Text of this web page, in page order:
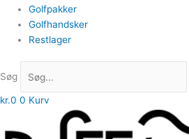
Golfpakker
Golfhandsker
Restlager
Søg
kr.0 0 Kurv